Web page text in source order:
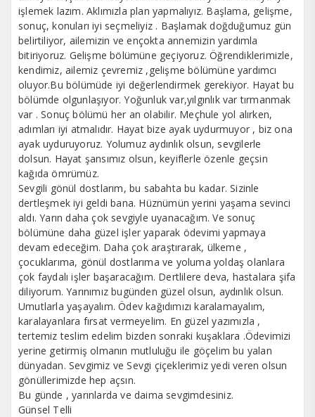
işlemek lazım. Aklımızla plan yapmalıyız. Başlama, gelişme,
sonuç, konuları iyi seçmeliyiz . Başlamak doğduğumuz gün
belirtiliyor, ailemizin ve ençokta annemizin yardımla
bitiriyoruz. Gelişme bölümüne geçiyoruz. Öğrendiklerimizle,
kendimiz, ailemiz çevremiz ,gelişme bölümüne yardımcı
oluyor.Bu bölümüde iyi değerlendirmek gerekiyor. Hayat bu
bölümde olgunlaşıyor. Yoğunluk var,yılgınlık var tırmanmak
var . Sonuç bölümü her an olabilir. Meçhule yol alırken,
adımları iyi atmalıdır. Hayat bize ayak uydurmuyor , biz ona
ayak uyduruyoruz. Yolumuz aydınlık olsun, sevgilerle
dolsun. Hayat şansımız olsun, keyiflerle özenle geçsin
kağıda ömrümüz.
Sevgili gönül dostlarım, bu sabahta bu kadar. Sizinle
dertleşmek iyi geldi bana. Hüznümün yerini yaşama sevinci
aldı. Yarın daha çok sevgiyle uyanacağım. Ve sonuç
bölümüne daha güzel işler yaparak ödevimi yapmaya
devam edeceğim. Daha çok araştırarak, ülkeme ,
çocuklarıma, gönül dostlarıma ve yoluma yoldaş olanlara
çok faydalı işler başaracağım. Dertlilere deva, hastalara şifa
diliyorum. Yarınımız bugünden güzel olsun, aydınlık olsun.
Umutlarla yaşayalım. Ödev kağıdımızı karalamayalım,
karalayanlara fırsat vermeyelim. En güzel yazımızla ,
tertemiz teslim edelim bizden sonraki kuşaklara .Ödevimizi
yerine getirmiş olmanın mutluluğu ile göçelim bu yalan
dünyadan. Sevgimiz ve Sevgi çiçeklerimiz yedi veren olsun
gönüllerimizde hep açsın.
Bu günde , yarınlarda ve daima sevgimdesiniz.
Günsel Telli